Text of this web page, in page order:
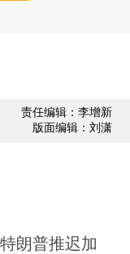
责任编辑：李增新
版面编辑：刘潇
朗普推迟加